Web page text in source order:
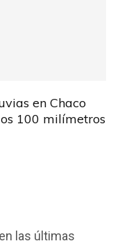
en Chaco
100 milímetros
las últimas